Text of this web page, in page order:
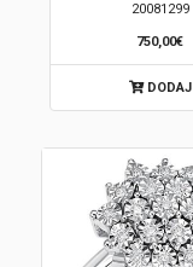
20081299
750,00€
DODAJ